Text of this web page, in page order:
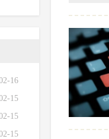
16
15
15
15